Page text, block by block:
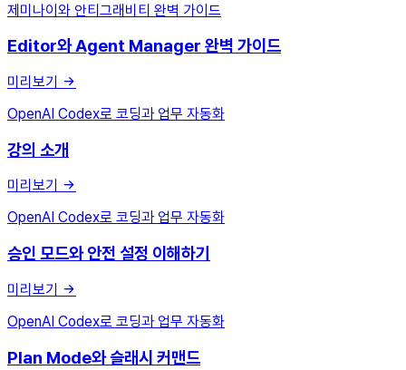
제미나이와 안티그래비티 완벽 가이드
Editor와 Agent Manager 완벽 가이드
미리보기
OpenAI Codex로 코딩과 업무 자동화
강의 소개
미리보기
OpenAI Codex로 코딩과 업무 자동화
승인 모드와 안전 설정 이해하기
미리보기
OpenAI Codex로 코딩과 업무 자동화
Plan Mode와 슬래시 커맨드